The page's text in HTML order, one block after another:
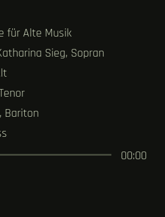
für Alte Musik
Sieg, Sopran
Bariton
00:00